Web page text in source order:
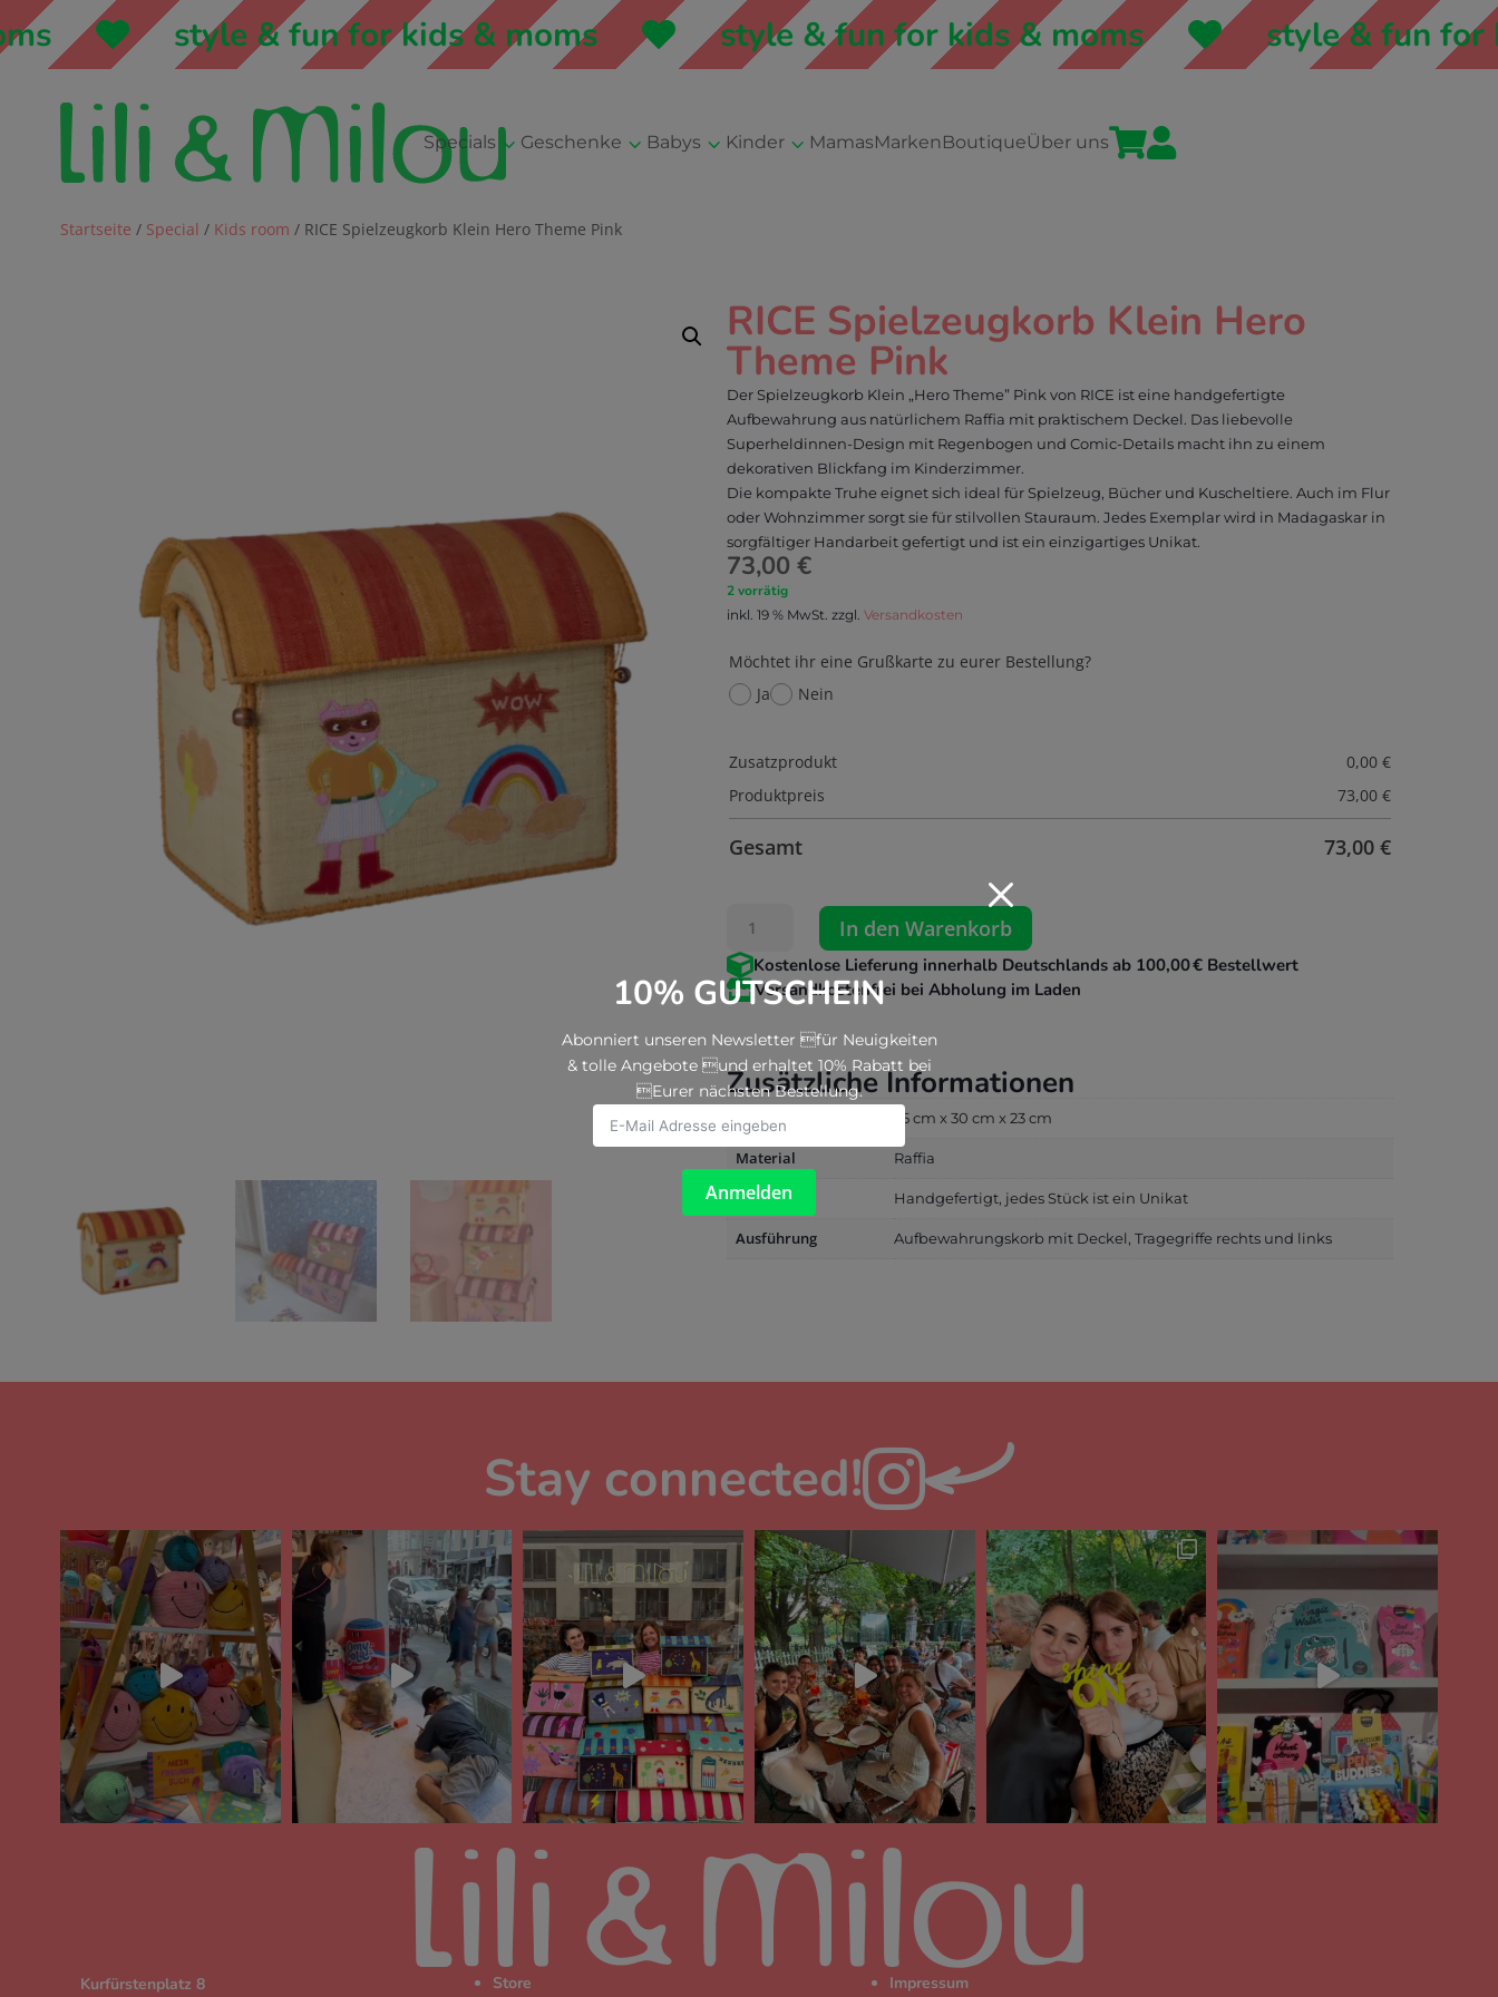
style & fun for kids & moms style & fun for kids & moms style & fun for kids
Specials 3 Geschenke 3 Babys 3 Kinder3 MamasMarkenBoutiqueÜber uns 
M
10% GUTSCHEIN
Abonniert unseren Newsletter für Neuigkeiten
& tolle Angebote und erhaltet 10% Rabatt bei
Eurer nächsten Bestellung.
Anmelden
Startseite / Special / Kids room / RICE Spielzeugkorb Klein Hero Theme Pink
RICE Spielzeugkorb Klein Hero
Theme Pink
Der Spielzeugkorb Klein „Hero Theme” Pink von RICE ist eine handgefertigte
Aufbewahrung aus natürlichem Raffia mit praktischem Deckel. Das liebevolle
Superheldinnen-Design mit Regenbogen und Comic-Details macht ihn zu einem
dekorativen Blickfang im Kinderzimmer.
Die kompakte Truhe eignet sich ideal für Spielzeug, Bücher und Kuscheltiere. Auch im Flur
oder Wohnzimmer sorgt sie für stilvollen Stauraum. Jedes Exemplar wird in Madagaskar in
sorgfältiger Handarbeit gefertigt und ist ein einzigartiges Unikat.
73,00 €
2 vorrätig
inkl. 19 % MwSt. zzgl. Versandkosten
Möchtet ihr eine Grußkarte zu eurer Bestellung?
Ja
Nein
Zusatzprodukt 0,00€
Produktpreis
73,00€
Gesamt 73,00€
Spielzeugkorb
Klein
Hero
Pink
Menge
In den Warenkorb
Kostenlose Lieferung innerhalb Deutschlands ab 100,00 € Bestellwert
Versandkostenfrei bei Abholung im Laden
Zusätzliche Informationen
Größe 35 cm x 30 cm x 23 cm
Material Raffia
Hinweis Handgefertigt, jedes Stück ist ein Unikat
Ausführung Aufbewahrungskorb mit Deckel, Tragegriffe rechts und links
Stay connected!
Kurfürstenplatz 8 Store Impressum